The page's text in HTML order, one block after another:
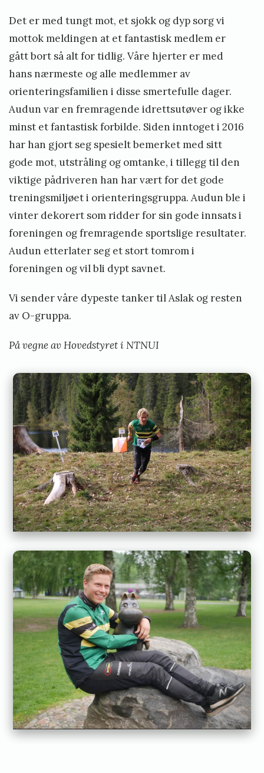
Det er med tungt mot, et sjokk og dyp sorg vi
mottok meldingen at et fantastisk medlem er
gått bort så alt for tidlig. Våre hjerter er med
hans nærmeste og alle medlemmer av
orienteringsfamilien i disse smertefulle dager.
Audun var en fremragende idrettsutøver og ikke
minst et fantastisk forbilde. Siden inntoget i 2016
har han gjort seg spesielt bemerket med sitt
gode mot, utstråling og omtanke, i tillegg til den
viktige pådriveren han har vært for det gode
treningsmiljøet i orienteringsgruppa. Audun ble i
vinter dekorert som ridder for sin gode innsats i
foreningen og fremragende sportslige resultater.
Audun etterlater seg et stort tomrom i
foreningen og vil bli dypt savnet.
Vi sender våre dypeste tanker til Aslak og resten
av O-gruppa.
På vegne av Hovedstyret i NTNUI